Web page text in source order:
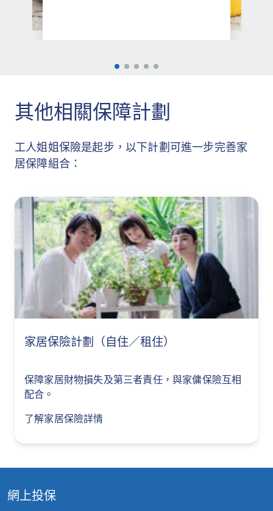
手術或正接受治療之身體損傷或疾病；
人類免疫力缺乏病毒及／或人類免疫力缺乏
衍生或變異所引致或因此而命名；
用藥物或傷人；
公司營運之正式持牌空中運載工具；以乘客
或司機身份參與任形式的賽車，又或參加職
或報酬的體育活動；在海拔 5000 米以上進
行高山遠足，或在 40 米水深以下潛水；
任何受法律、條例或受保於其他保險公司所
簽發之保單所保障而獲得補償之傷疾索償
（保單條款第三節 – 服務中斷保障及第八節
–個人意外除外），除非家庭僱傭並不能就
該等法律、條例或其他保單獲得全數賠償，
徑追討的費用餘額；
子癈料或任何核子武器所產生的電離子輻射
或放射性污染；及／或
任何由網絡行為引致的意外、疾病及／或損
傷。
保單條款
一概不負上任何責任。
定為準。
及不設找贖。
以英文版本為準。
其他相關保障計劃
工人姐姐保險是起步，以下計劃可進一步完善家
居保障組合：
家居保險計劃（自住／租住）
保障家居財物損失及第三者責任，與家傭保險互相
配合。
了解家居保險詳情
網上投保